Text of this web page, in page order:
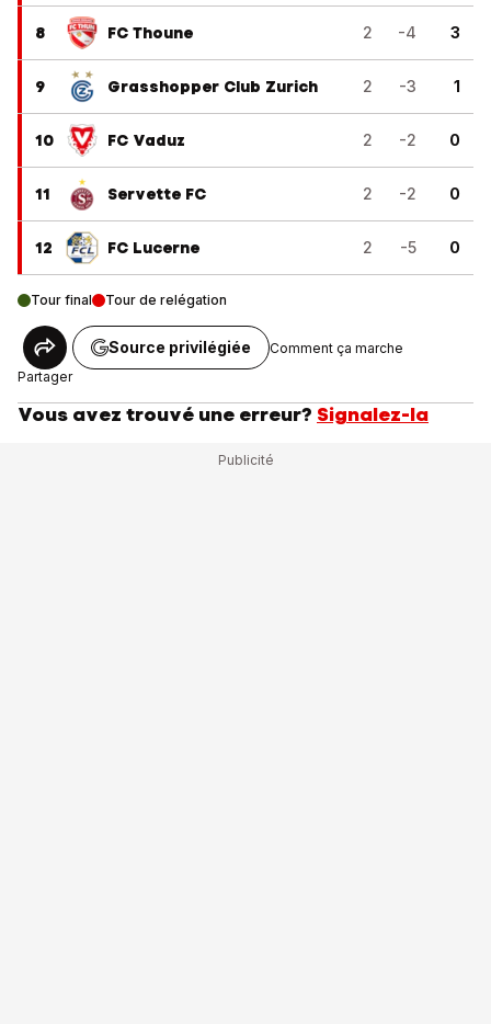
8 FC Thoune 2 -4 3
9 Grasshopper Club Zurich 2 -3 1
10 FC Vaduz 2 -2 0
11 Servette FC 2 -2 0
12 FC Lucerne 2 -5 0
Tour final Tour de relégation
Partager
Source privilégiée Comment ça marche
Vous avez trouvé une erreur? Signalez-la